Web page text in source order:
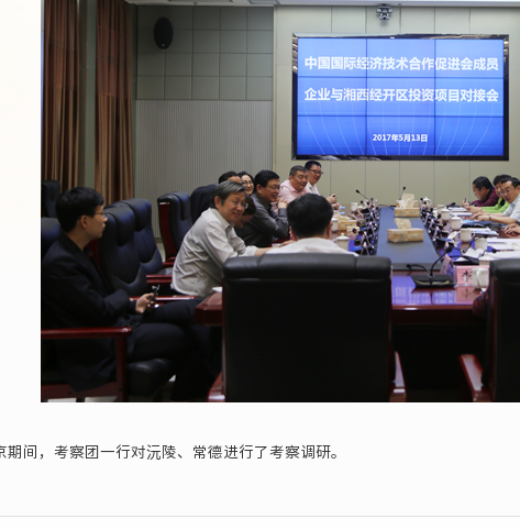
，考察团一行对沅陵、常德进行了考察调研。